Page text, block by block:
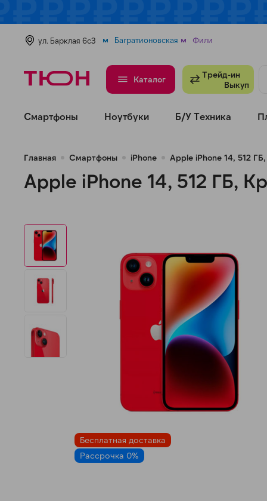
ул. Барклая 6с3 Багратионовская Фили
Каталог
Трейд-ин
Выкуп
Смартфоны Ноутбуки Б/У Техника
Главная Смартфоны iPhone Apple iPhone 14, 512
Apple iPhone 14, 512 ГБ,
Бесплатная доставка
Рассрочка 0%